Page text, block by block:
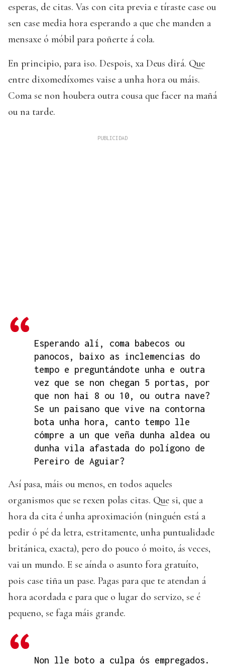
esperas, de citas. Vas con cita previa e tíraste case ou
sen case media hora esperando a que che manden a
mensaxe ó móbil para poñerte á cola.
En principio, para iso. Despois, xa Deus dirá. Que
entre dixomedíxomes vaise a unha hora ou máis.
Coma se non houbera outra cousa que facer na mañá
ou na tarde.
Esperando alí, coma babecos ou
panocos, baixo as inclemencias do
tempo e preguntándote unha e outra
vez que se non chegan 5 portas, por
que non hai 8 ou 10, ou outra nave?
Se un paisano que vive na contorna
bota unha hora, canto tempo lle
cómpre a un que veña dunha aldea ou
dunha vila afastada do polígono de
Pereiro de Aguiar?
Así pasa, máis ou menos, en todos aqueles
organismos que se rexen polas citas. Que si, que a
hora da cita é unha aproximación (ninguén está a
pedir ó pé da letra, estritamente, unha puntualidade
británica, exacta), pero do pouco ó moito, ás veces,
vai un mundo. E se aínda o asunto fora gratuíto,
pois case tiña un pase. Pagas para que te atendan á
hora acordada e para que o lugar do servizo, se é
pequeno, se faga máis grande.
Non lle boto a culpa ós empregados.